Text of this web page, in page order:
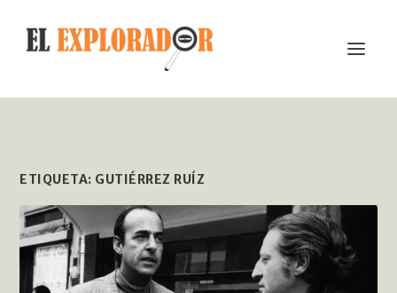
ETIQUETA: GUTIÉRREZ RUÍZ